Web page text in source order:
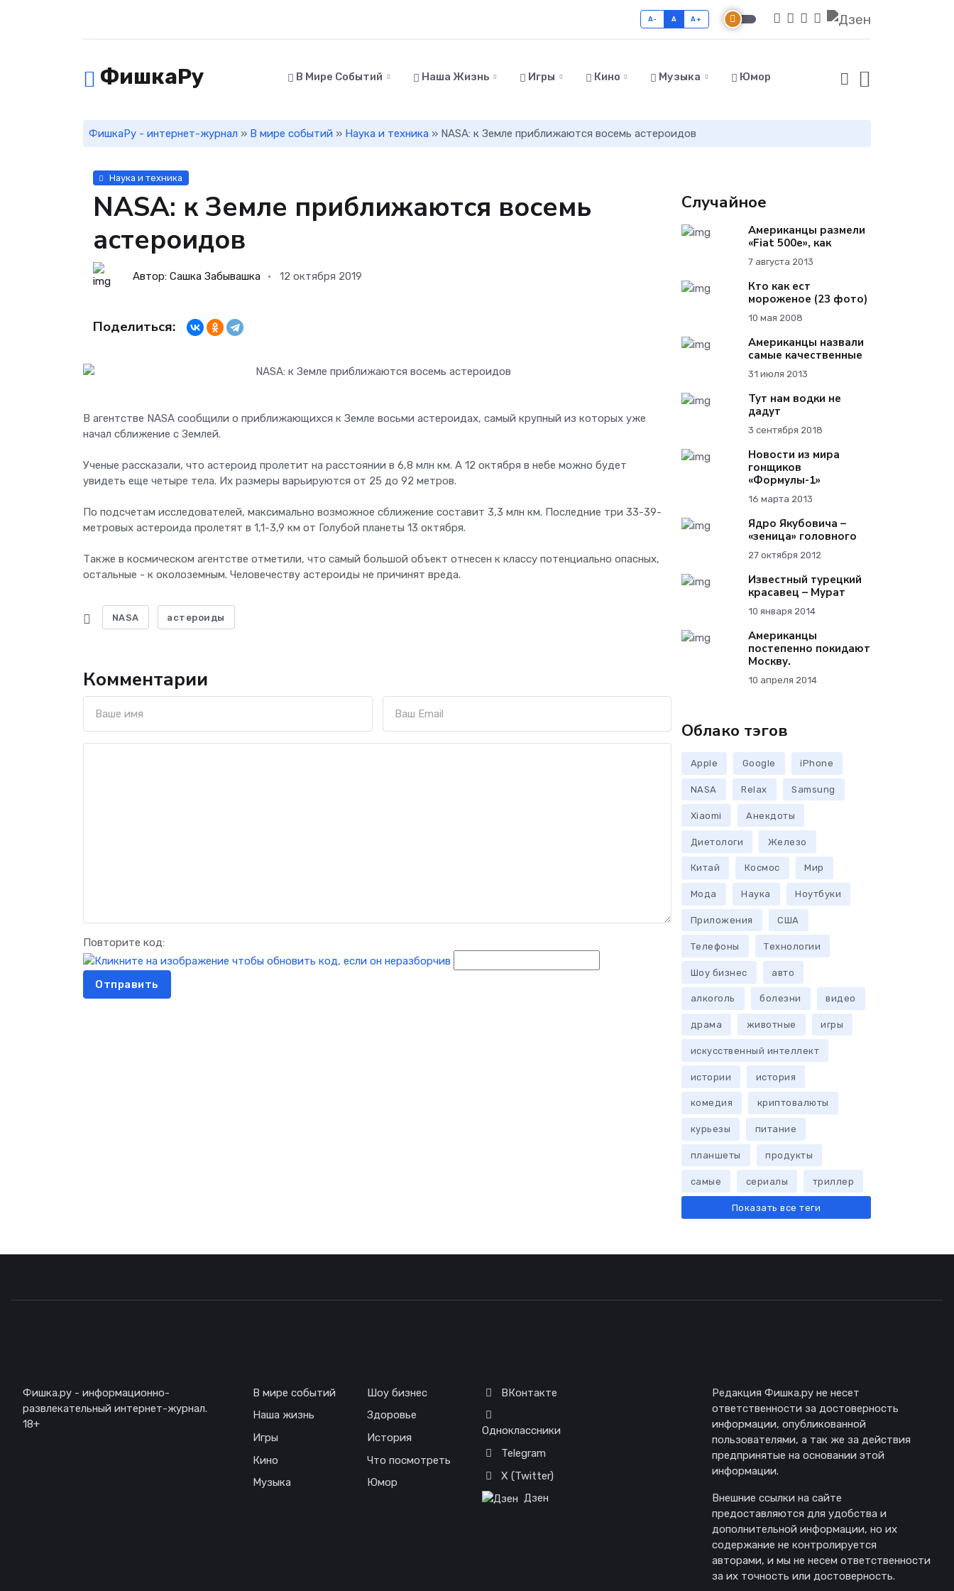
A- A A+
ФишкаРу В Мире Событий Наша Жизнь Игры Кино Музыка Юмор
ФишкаРу - интернет-журнал » В мире событий » Наука и техника » NASA: к Земле приближаются восемь астероидов
Наука и техника
NASA: к Земле приближаются восемь
астероидов
Автор: Сашка Забывашка 12 октября 2019
Поделиться:
В агентстве NASA сообщили о приближающихся к Земле восьми астероидах, самый крупный из которых уже
начал сближение с Землей.
Ученые рассказали, что астероид пролетит на расстоянии в 6,8 млн км. А 12 октября в небе можно будет
увидеть еще четыре тела. Их размеры варьируются от 25 до 92 метров.
По подсчетам исследователей, максимально возможное сближение составит 3,3 млн км. Последние три 33-39-
метровых астероида пролетят в 1,1-3,9 км от Голубой планеты 13 октября.
Также в космическом агентстве отметили, что самый большой объект отнесен к классу потенциально опасных,
остальные - к околоземным. Человечеству астероиды не причинят вреда.
NASA астероиды
Комментарии
Повторите код:
Отправить
Случайное
Американцы размели
«Fiat 500e», как
7 августа 2013
Кто как ест
мороженое (23 фото)
10 мая 2008
Американцы назвали
самые качественные
31 июля 2013
Тут нам водки не
дадут
3 сентября 2018
Новости из мира
гонщиков
«Формулы-1»
16 марта 2013
Ядро Якубовича –
«зеница» головного
27 октября 2012
Известный турецкий
красавец – Мурат
10 января 2014
Американцы
постепенно покидают
Москву.
10 апреля 2014
Облако тэгов
Apple Google iPhone
NASA Relax Samsung
Xiaomi Анекдоты
Диетологи Железо
Китай Космос Мир
Мода Наука Ноутбуки
Приложения США
Телефоны Технологии
Шоу бизнес авто
алкоголь болезни видео
драма животные игры
искусственный интеллект
истории история
комедия криптовалюты
курьезы питание
планшеты продукты
самые сериалы триллер
Показать все теги
Фишка.ру - информационно-
развлекательный интернет-журнал.
18+
В мире событий
Наша жизнь
Игры
Кино
Музыка
Шоу бизнес
Здоровье
История
Что посмотреть
Юмор
ВКонтакте
Одноклассники
Telegram
X (Twitter)
Дзен
Редакция Фишка.ру не несет
ответственности за достоверность
информации, опубликованной
пользователями, а так же за действия
предпринятые на основании этой
информации.
Внешние ссылки на сайте
предоставляются для удобства и
дополнительной информации, но их
содержание не контролируется
авторами, и мы не несем ответственности
за их точность или достоверность.